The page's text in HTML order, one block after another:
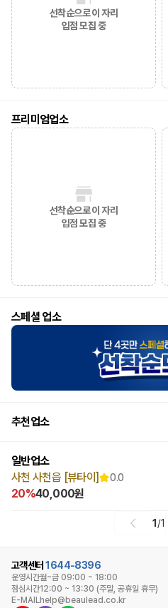
선착순으로 이 자리
입점 모집 중
프리미엄업소
선착순으로 이 자리
입점 모집 중
스페셜 업소
추천업소
일반업소
사천 사천읍 [뷰타이]
0.0
20%40,000원
1 /1
고객센터 1644-8396
운영시간월~금 09:00 ~ 18:00
점심시간12:00 ~ 13:30 (주말, 공휴일 휴무)
E-MAILhelp@beaulead.co.kr